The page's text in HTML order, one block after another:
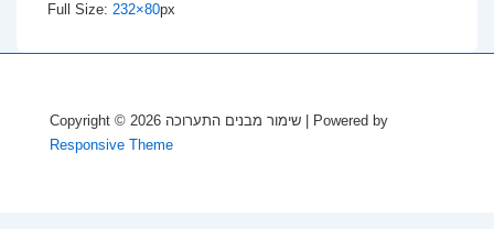
Full Size: 232×80px
Copyright © 2026
| Powered by
Responsive Theme